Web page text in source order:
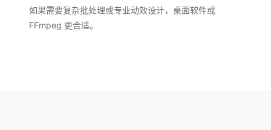
如果需要复杂批处理或专业动效设计，桌面软件或
FFmpeg 更合适。